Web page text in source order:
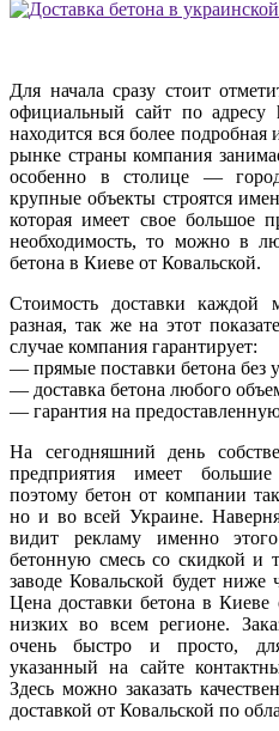
Для начала сразу стоит
официальный сайт по адресу
находится вся более
рынке страны компания
особенно в столице —
крупные объекты строятся
которая имеет свое большое
необходимость, то можно в
бетона в Киеве от Ковальской.
Стоимость доставки каждой
разная, так же на этот
случае компания гарантирует:
— прямые поставки бетона без
— доставка бетона любого
— гарантия на
На сегодняшний день
предприятия имеет
поэтому бетон от компании
но и во всей Украине.
видит рекламу именно
бетонную смесь со скидкой и
заводе Ковальской будет ниже
Цена доставки бетона в
низких во всем регионе.
очень быстро и просто,
указанный на сайте
Здесь можно заказать
доставкой от Ковальской по